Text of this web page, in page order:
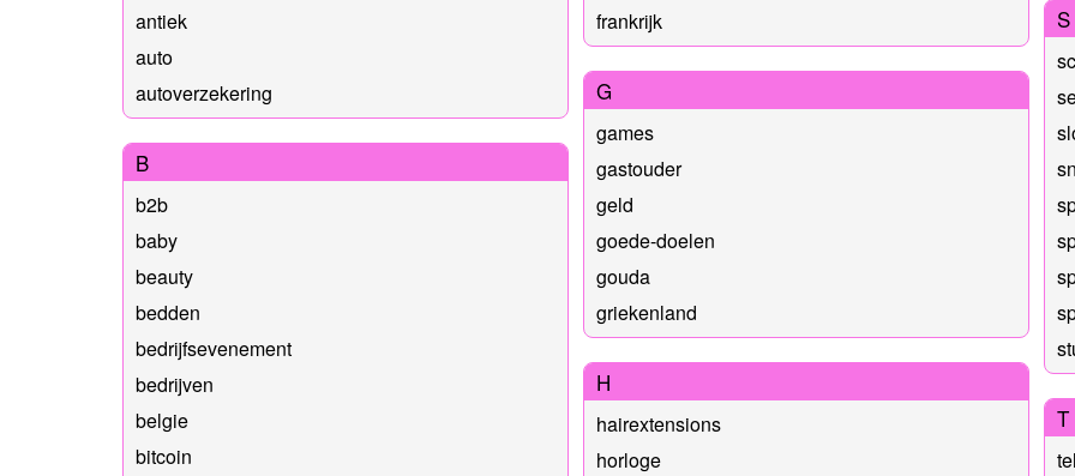
antiek
auto
autoverzekering
B
b2b
baby
beauty
bedden
bedrijfsevenement
bedrijven
belgie
bitcoin
frankrijk
G
games
gastouder
geld
goede-doelen
gouda
griekenland
H
hairextensions
horloge
S
T